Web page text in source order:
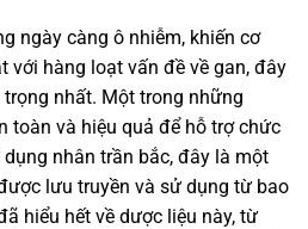
ngày càng ô nhiễm, khiến cơ
với hàng loạt vấn đề về gan, đây
nhất. Một trong những
toàn và hiệu quả để hỗ trợ chức
nhân trần bắc, đây là một
lưu truyền và sử dụng từ bao
hiểu hết về dược liệu này, từ